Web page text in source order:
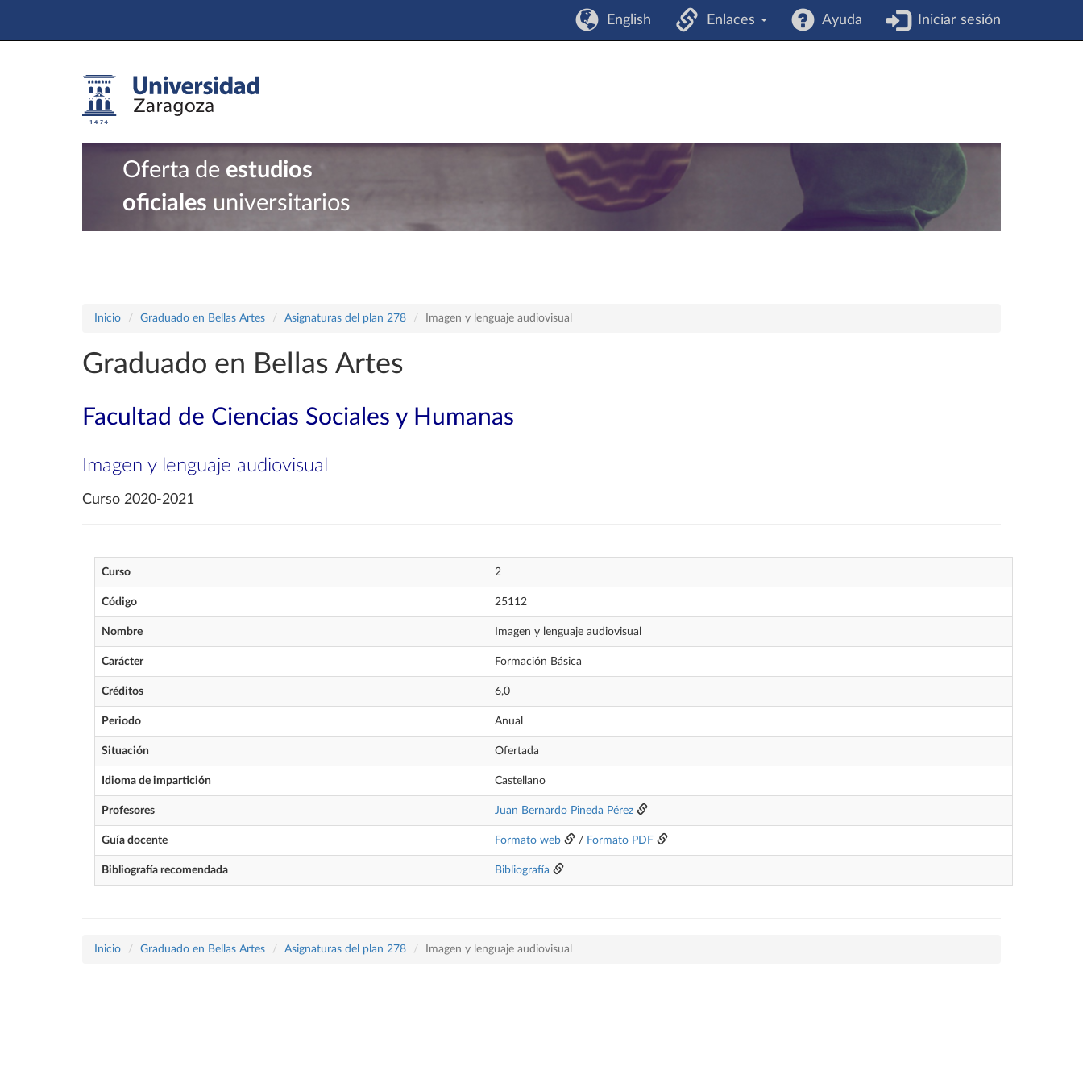
English Enlaces Ayuda Iniciar sesión
Oferta de estudios
oficiales universitarios
Inicio Graduado en Bellas Artes Asignaturas del plan 278 Imagen y lenguaje audiovisual
Graduado en Bellas Artes
Facultad de Ciencias Sociales y Humanas
Imagen y lenguaje audiovisual
Curso 2020-2021
Curso 2
Código 25112
Nombre Imagen y lenguaje audiovisual
Carácter Formación Básica
Créditos 6,0
Periodo Anual
Situación Ofertada
Idioma de impartición Castellano
Profesores Juan Bernardo Pineda Pérez
Guía docente Formato web / Formato PDF
Bibliografía recomendada Bibliografía
Inicio Graduado en Bellas Artes Asignaturas del plan 278 Imagen y lenguaje audiovisual